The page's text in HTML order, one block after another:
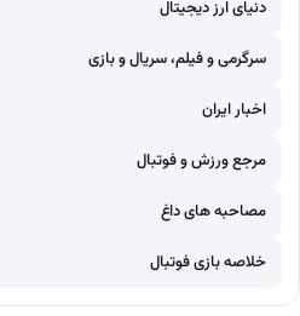
دنیای ارز دیجیتال
سرگرمی و فیلم، سریال و بازی
اخبار ایران
مرجع ورزش و فوتبال
مصاحبه های داغ
خلاصه بازی فوتبال